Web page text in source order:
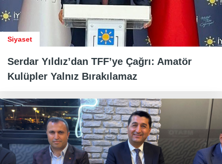
Siyaset
Serdar Yıldız’dan TFF’ye Çağrı: Amatör
Kulüpler Yalnız Bırakılamaz